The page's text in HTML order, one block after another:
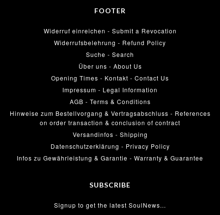
FOOTER
Widerruf einreichen - Submit a Revocation
Widerrufsbelehrung - Refund Policy
Suche - Search
Über uns - About Us
Opening Times - Kontakt - Contact Us
Impressum - Legal Information
AGB - Terms & Conditions
Hinweise zum Bestellvorgang & Vertragsabschluss - References
on order transaction & conclusion of contract
Versandinfos - Shipping
Datenschutzerklärung - Privacy Policy
Infos zu Gewährleistung & Garantie - Warranty & Guarantee
SUBSCRIBE
Signup to get the latest SoulNews...